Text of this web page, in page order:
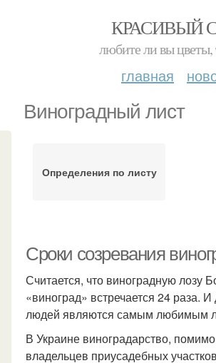
КРАСИВЫЙ
любите ли вы
главная
Виноградный лист
Определения по листу
Сроки созревания
Считается, что виноградную лозу
«виноград» встречается 24 раза.
людей являются самым любимым
В Украине виноградарство,
владельцев приусадебных